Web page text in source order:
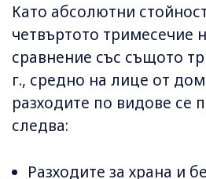
Като абсолютни
четвъртото тримесечие
сравнение със същото
г., средно на лице от
разходите по видове се
следва:
Разходите за храна и